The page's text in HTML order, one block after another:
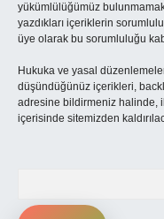
yükümlülüğümüz
yazdıkları içeriklerin
üye olarak bu sorumluluğu
Hukuka ve yasal
düşündüğünüz içerikleri,
adresine bildirmeniz halinde,
içerisinde sitemizden